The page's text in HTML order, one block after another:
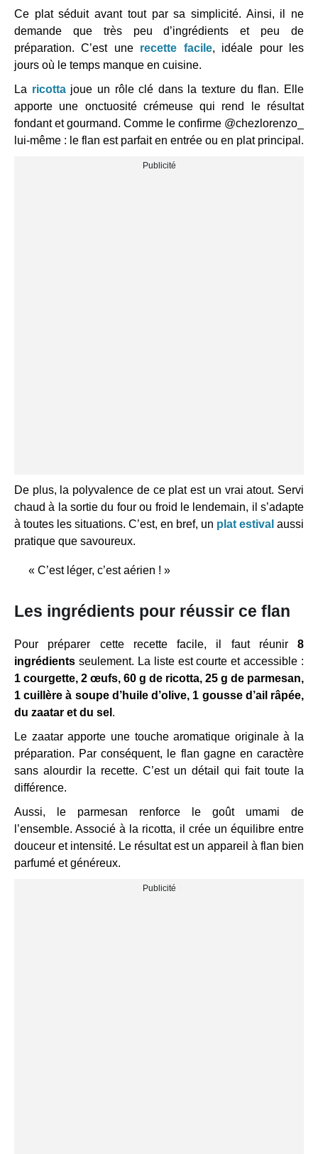
Ce plat séduit avant tout par sa simplicité. Ainsi, il ne
demande que très peu d’ingrédients et peu de
préparation. C’est une recette facile, idéale pour les
jours où le temps manque en cuisine.
La ricottajoue un rôle clé dans la texture du flan. Elle
apporte une onctuosité crémeuse qui rend le résultat
fondant et gourmand. Comme le confirme @chezlorenzo_
lui-même : le flan est parfait en entrée ou en plat principal.
De plus, la polyvalence de ce plat est un vrai atout. Servi
chaud à la sortie du four ou froid le lendemain, il s’adapte
à toutes les situations. C’est, en bref, un plat estival aussi
pratique que savoureux.
« C’est léger, c’est aérien ! »
Les ingrédients pour réussir ce flan
Pour préparer cette recette facile, il faut réunir 8
ingrédients seulement. La liste est courte et accessible :
1 courgette, 2 œufs, 60 g de ricotta, 25 g de parmesan,
1 cuillère à soupe d’huile d’olive, 1 gousse d’ail râpée,
du zaatar et du sel .
Le zaatar apporte une touche aromatique originale à la
préparation. Par conséquent, le flan gagne en caractère
sans alourdir la recette. C’est un détail qui fait toute la
différence.
Aussi, le parmesan renforce le goût umami de
l’ensemble. Associé à la ricotta, il crée un équilibre entre
douceur et intensité. Le résultat est un appareil à flan bien
parfumé et généreux.